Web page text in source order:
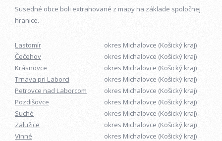
Susedné obce boli extrahované z mapy na základe spoločnej
hranice.
Lastomír
okres Michalovce (Košický kraj)
Čečehov
okres Michalovce (Košický kraj)
Krásnovce
okres Michalovce (Košický kraj)
Trnava pri Laborci
okres Michalovce (Košický kraj)
Petrovce nad Laborcom
okres Michalovce (Košický kraj)
Pozdišovce
okres Michalovce (Košický kraj)
Suché
okres Michalovce (Košický kraj)
Zalužice
okres Michalovce (Košický kraj)
Vinné
okres Michalovce (Košický kraj)